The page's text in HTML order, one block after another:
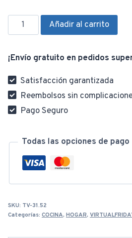
Moldes
Cortantes
Galletas
12pzas
cantidad
Añadir al carrito
¡Envío gratuito en pedidos
Satisfacción garantizada
Reembolsos sin
Pago Seguro
Todas las opciones de pago
SKU: TV-31.52
Categorías: COCINA, HOGAR,